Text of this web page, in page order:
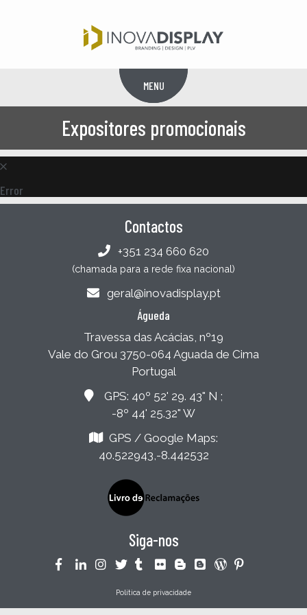
MENU
Menu
Expositores promocionais
Error
Contactos
+351 234 660 620
(chamada para a rede fixa nacional)
geral@inovadisplay.pt
Águeda
Travessa das Acácias, nº19
Vale do Grou 3750-064 Aguada de Cima
Portugal
GPS: 40º 52' 29. 43" N ;
-8º 44' 25.32" W
GPS / Google Maps:
40.522943,-8.442532
Siga-nos
Política de privacidade